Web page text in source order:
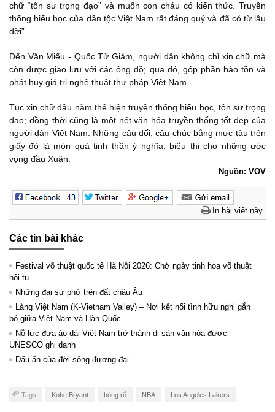
chữ “tôn sư trọng đạo” và muốn con cháu có kiến thức. Truyền
thống hiếu học của dân tộc Việt Nam rất đáng quý và đã có từ lâu
đời”.
Đến Văn Miếu - Quốc Tử Giám, người dân không chỉ xin chữ mà
còn được giao lưu với các ông đồ; qua đó, góp phần bảo tồn và
phát huy giá trị nghệ thuật thư pháp Việt Nam.
Tục xin chữ đầu năm thể hiện truyền thống hiếu học, tôn sư trọng
đạo; đồng thời cũng là một nét văn hóa truyền thống tốt đẹp của
người dân Việt Nam. Những câu đối, câu chúc bằng mực tàu trên
giấy đỏ là món quà tinh thần ý nghĩa, biểu thị cho những ước
vọng đầu Xuân.
Nguồn: VOV
In bài viết này
Các tin bài khác
Festival võ thuật quốc tế Hà Nội 2026: Chờ ngày tinh hoa võ thuật
hội tụ
Những đại sứ phở trên đất châu Âu
Làng Việt Nam (K-Vietnam Valley) – Nơi kết nối tình hữu nghị gắn
bó giữa Việt Nam và Hàn Quốc
Nỗ lực đưa áo dài Việt Nam trở thành di sản văn hóa được
UNESCO ghi danh
Dấu ấn của đời sống đương đại
Tags Kobe Bryant bóng rổ NBA Los Angeles Lakers